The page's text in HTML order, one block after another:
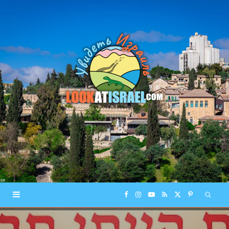
F I
n
Y
o
R
(
P